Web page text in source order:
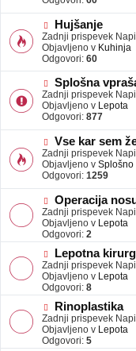
eo
b
a
v
e
N
o
v
e
o
b
a
v
e
Hujšanje
Zadnji prispevek
Objavljeno v Kuhinja
Odgovori: 60
N
o
v
e
b
a
v
e
Splošna
Zadnji prispevek
Objavljeno v Lepota
Odgovori: 877
N
o
v
e
b
a
v
e
Vse kar sem
Zadnji prispevek
Objavljeno v Splošno
Odgovori: 1259
N
o
v
e
o
j
a
v
e
Operacija
Zadnji prispevek
Objavljeno v Lepota
Odgovori: 2
N
o
v
e
o
j
a
v
Lepotna
Zadnji prispevek
Objavljeno v Lepota
Odgovori: 8
N
o
v
e
Rinoplastika
Zadnji prispevek
Objavljeno v Lepota
Odgovori: 5